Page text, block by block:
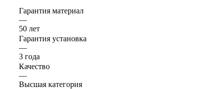
Гарантия материал
—
50 лет
Гарантия установка
—
3 года
Качество
—
Высшая категория